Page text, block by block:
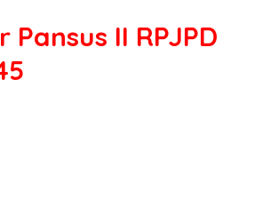
II RPJPD